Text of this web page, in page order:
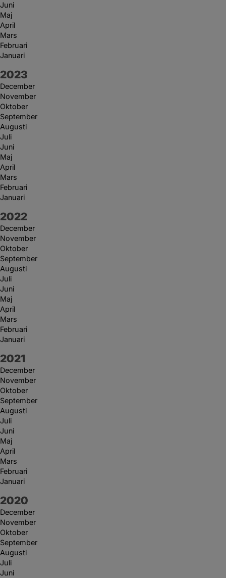
Juni
Maj
April
Mars
Februari
Januari
År:
2023
December
November
Oktober
September
Augusti
Juli
Juni
Maj
April
Mars
Februari
Januari
År:
2022
December
November
Oktober
September
Augusti
Juli
Juni
Maj
April
Mars
Februari
Januari
År:
2021
December
November
Oktober
September
Augusti
Juli
Juni
Maj
April
Mars
Februari
Januari
År:
2020
December
November
Oktober
September
Augusti
Juli
Juni